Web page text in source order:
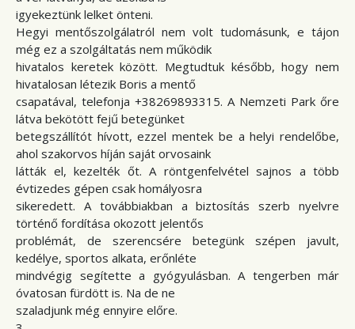
igyekeztünk lelket önteni.
Hegyi mentőszolgálatról nem volt tudomásunk, e tájon
még ez a szolgáltatás nem működik
hivatalos keretek között. Megtudtuk később, hogy nem
hivatalosan létezik Boris a mentő
csapatával, telefonja +38269893315. A Nemzeti Park őre
látva bekötött fejű betegünket
betegszállítót hívott, ezzel mentek be a helyi rendelőbe,
ahol szakorvos híján saját orvosaink
látták el, kezelték őt. A röntgenfelvétel sajnos a több
évtizedes gépen csak homályosra
sikeredett. A továbbiakban a biztosítás szerb nyelvre
történő fordítása okozott jelentős
problémát, de szerencsére betegünk szépen javult,
kedélye, sportos alkata, erőnléte
mindvégig segítette a gyógyulásban. A tengerben már
óvatosan fürdött is. Na de ne
szaladjunk még ennyire előre.